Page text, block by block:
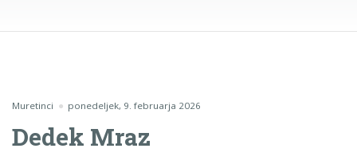
Muretinci ponedeljek, 9. februarja 2026
Dedek Mraz